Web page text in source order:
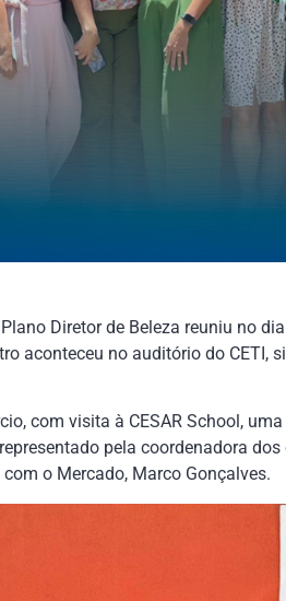
Diretor de Beleza reuniu no
aconteceu no auditório do CETI,
com visita à CESAR School,
pela coordenadora
o Mercado, Marco Gonçalves.